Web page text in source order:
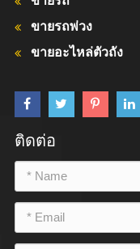
ขายรถพ่วง
ขายอะไหล่ตัวถัง
ติดต่อ